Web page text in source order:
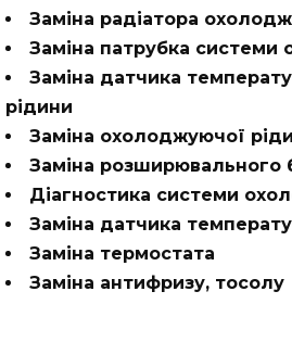
Заміна радіатора
Заміна патрубка системи
Заміна датчика
рідини
Заміна охолоджуючої
Заміна розширювального
Діагностика системи
Заміна датчика
Заміна термостата
Заміна антифризу, тосолу